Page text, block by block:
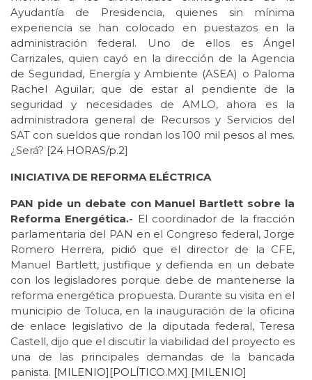
Ayudantía de Presidencia, quienes sin mínima
experiencia se han colocado en puestazos en la
administración federal. Uno de ellos es Ángel
Carrizales, quien cayó en la dirección de la Agencia
de Seguridad, Energía y Ambiente (ASEA) o Paloma
Rachel Aguilar, que de estar al pendiente de la
seguridad y necesidades de AMLO, ahora es la
administradora general de Recursos y Servicios del
SAT con sueldos que rondan los 100 mil pesos al mes.
¿Será? [24 HORAS/p.2]
INICIATIVA DE REFORMA ELÉCTRICA
PAN pide un debate con Manuel Bartlett sobre la
Reforma Energética.- El coordinador de la fracción
parlamentaria del PAN en el Congreso federal, Jorge
Romero Herrera, pidió que el director de la CFE,
Manuel Bartlett, justifique y defienda en un debate
con los legisladores porque debe de mantenerse la
reforma energética propuesta. Durante su visita en el
municipio de Toluca, en la inauguración de la oficina
de enlace legislativo de la diputada federal, Teresa
Castell, dijo que el discutir la viabilidad del proyecto es
una de las principales demandas de la bancada
panista. [MILENIO][POLÍTICO.MX] [MILENIO]